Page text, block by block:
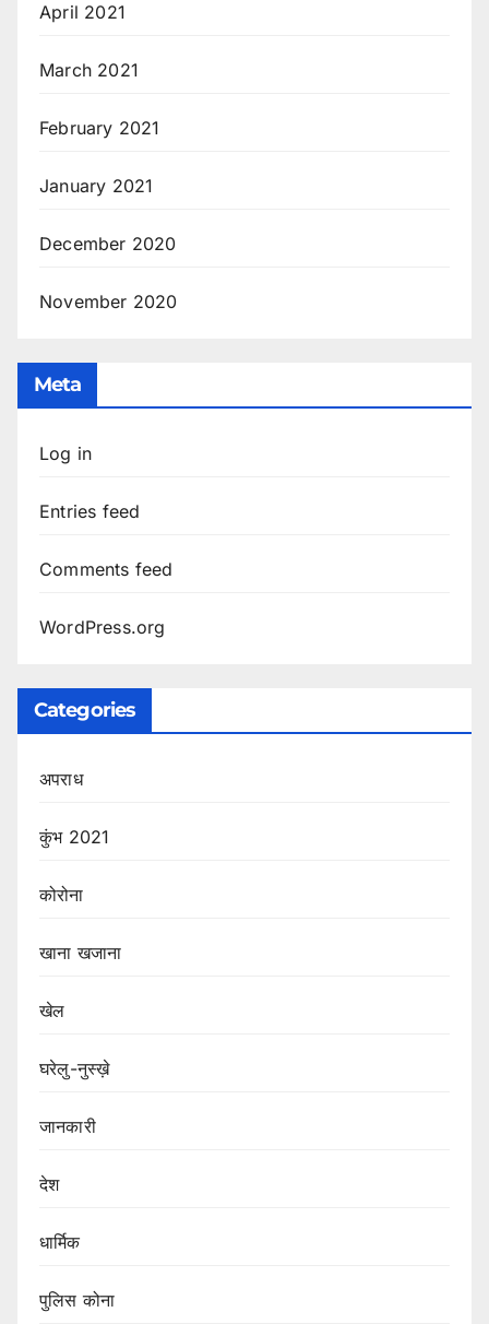
April 2021
March 2021
February 2021
January 2021
December 2020
November 2020
Meta
Log in
Entries feed
Comments feed
WordPress.org
Categories
अपराध
कुंभ 2021
कोरोना
खाना खजाना
खेल
घरेलु-नुस्ख़े
जानकारी
देश
धार्मिक
पुलिस कोना